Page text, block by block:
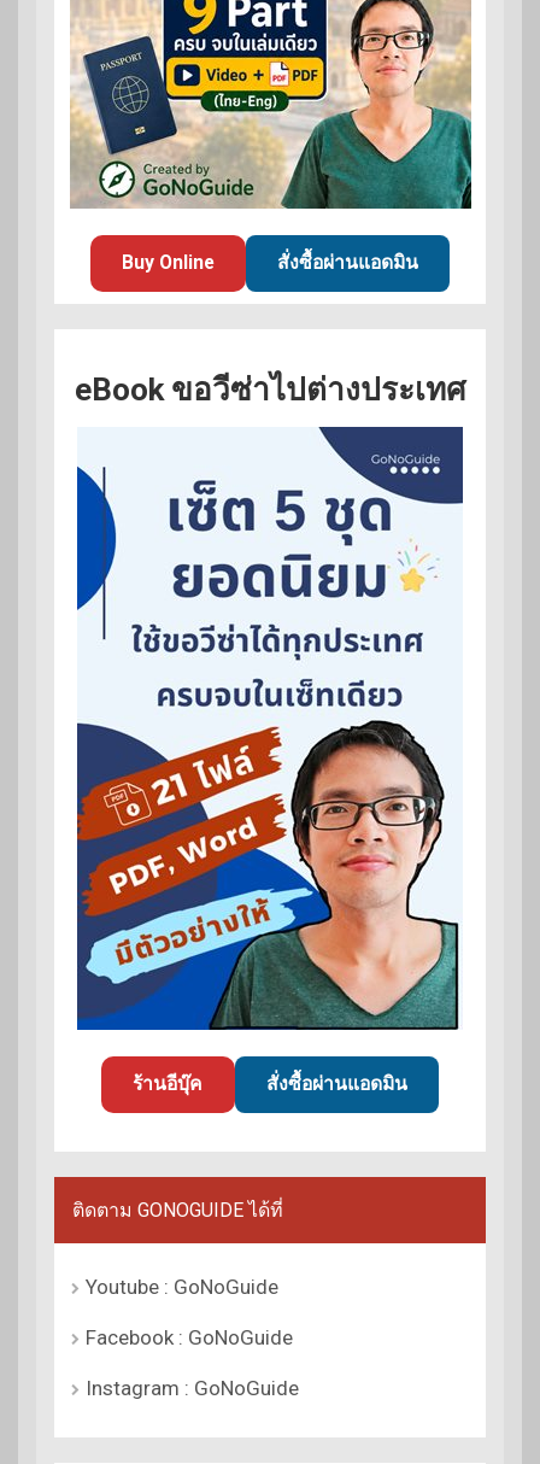
Buy Online สั่งซื้อผ่านแอดมิน
eBook ขอวีซ่าไปต่างประเทศ
ร้านอีบุ๊ค สั่งซื้อผ่านแอดมิน
ติดตาม GONOGUIDE ได้ที่
Youtube : GoNoGuide
Facebook : GoNoGuide
Instagram : GoNoGuide